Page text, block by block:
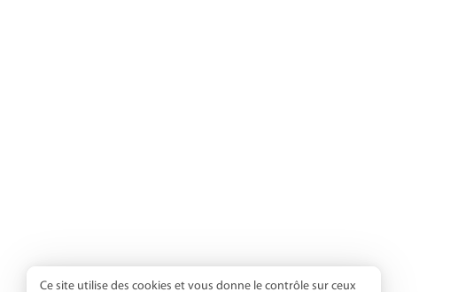
Ce site utilise des cookies et vous donne le contrôle sur ceux